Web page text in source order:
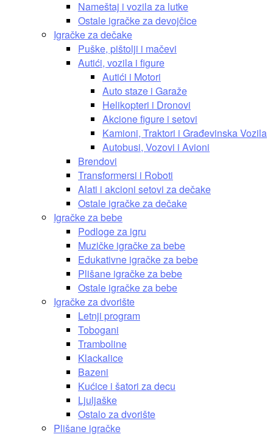
Nameštaj i vozila za lutke
Ostale igračke za devojčice
Igračke za dečake
Puške, pištolji i mačevi
Autići, vozila i figure
Autići i Motori
Auto staze i Garaže
Helikopteri i Dronovi
Akcione figure i setovi
Kamioni, Traktori i Građevinska Vozila
Autobusi, Vozovi i Avioni
Brendovi
Transformersi i Roboti
Alati i akcioni setovi za dečake
Ostale igračke za dečake
Igračke za bebe
Podloge za igru
Muzičke igračke za bebe
Edukativne igračke za bebe
Plišane igračke za bebe
Ostale igračke za bebe
Igračke za dvorište
Letnji program
Tobogani
Tramboline
Klackalice
Bazeni
Kućice i šatori za decu
Ljuljaške
Ostalo za dvorište
Plišane igračke